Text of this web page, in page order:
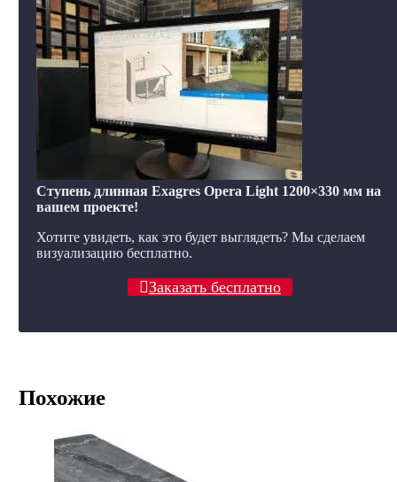
Ступень длинная Exagres Opera Light 1200×330 мм на
вашем проекте!
Хотите увидеть, как это будет выглядеть? Мы сделаем
визуализацию бесплатно.
Заказать бесплатно
Похожие